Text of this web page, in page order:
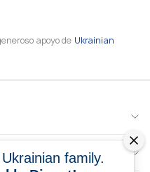
apoyo de Ukrainian
family.